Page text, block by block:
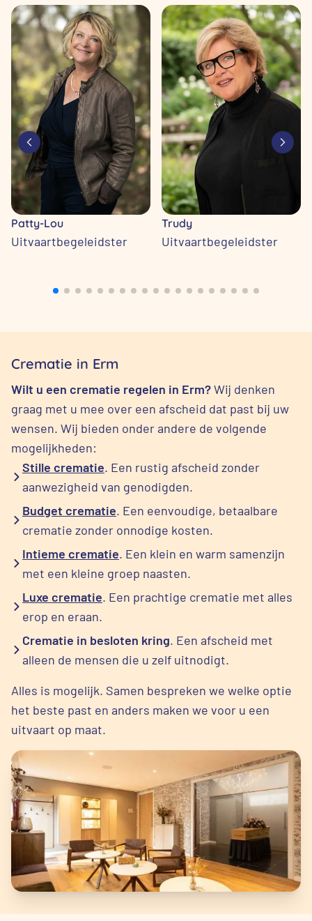
Patty-Lou
Uitvaartbegeleidster
Trudy
Uitvaartbegeleidster
Crematie in Erm
Wilt u een crematie regelen in Erm?Wij denken
graag met u mee over een afscheid dat past bij uw
wensen. Wij bieden onder andere de volgende
mogelijkheden:
Stille crematie. Een rustig afscheid zonder
aanwezigheid van genodigden.
Budget crematie. Een eenvoudige, betaalbare
crematie zonder onnodige kosten.
Intieme crematie. Een klein en warm samenzijn
met een kleine groep naasten.
Luxe crematie. Een prachtige crematie met alles
erop en eraan.
Crematie in besloten kring. Een afscheid met
alleen de mensen die u zelf uitnodigt.
Alles is mogelijk. Samen bespreken we welke optie
het beste past en anders maken we voor u een
uitvaart op maat.